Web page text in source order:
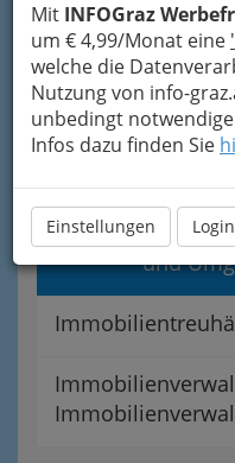
Mit INFOGraz
um € 4,99/Monat eine
welche die
Nutzung von info-
unbedingt
Infos dazu finden Sie
Einstellungen Login
Immobilienbüros
Rund
und